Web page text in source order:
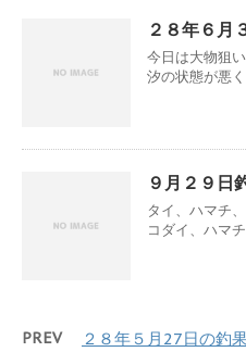
２８年６月
今日は大物狙
汐の状態が悪
９月２９日
タイ、ハマチ
コダイ、ハマ
PREV ２８年５月27日の釣